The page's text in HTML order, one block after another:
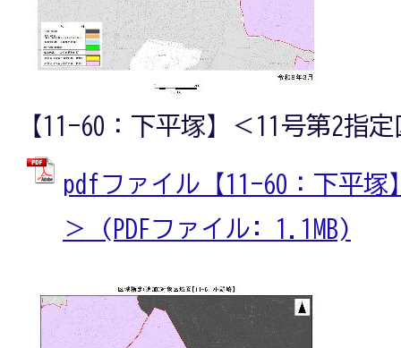
【11-60：下平塚】＜11号第2指
pdfファイル【11-60：下平塚
＞ (PDFファイル: 1.1MB)